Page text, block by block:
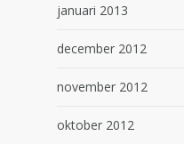
januari 2013
december 2012
november 2012
oktober 2012